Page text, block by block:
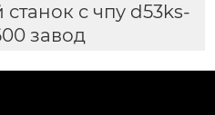
с чпу d53ks-
завод